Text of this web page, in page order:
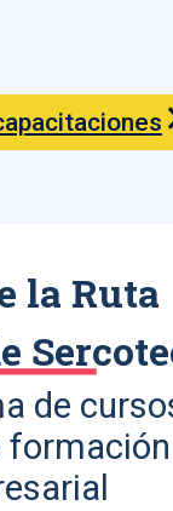
la Ruta
de
formación